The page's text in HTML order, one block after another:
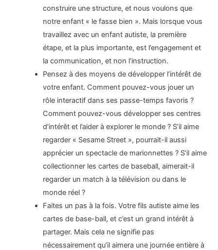
construire une structure, et nous voulons que
notre enfant « le fasse bien ». Mais lorsque vous
travaillez avec un enfant autiste, la première
étape, et la plus importante, est l’engagement et
la communication, et non l’instruction.
Pensez à des moyens de développer l’intérêt de
votre enfant. Comment pouvez-vous jouer un
rôle interactif dans ses passe-temps favoris ?
Comment pouvez-vous développer ses centres
d’intérêt et l’aider à explorer le monde ? S’il aime
regarder « Sesame Street », pourrait-il aussi
apprécier un spectacle de marionnettes ? S’il aime
collectionner les cartes de baseball, aimerait-il
regarder un match à la télévision ou dans le
monde réel ?
Faites un pas à la fois. Votre fils autiste aime les
cartes de base-ball, et c’est un grand intérêt à
partager. Mais cela ne signifie pas
nécessairement qu’il aimera une journée entière à